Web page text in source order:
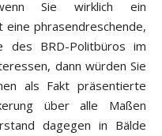
Sie wirklich ein
eine phrasendreschende,
des BRD-Politbüros im
dann würden Sie
als Fakt präsentierte
über alle Maßen
dagegen in Bälde